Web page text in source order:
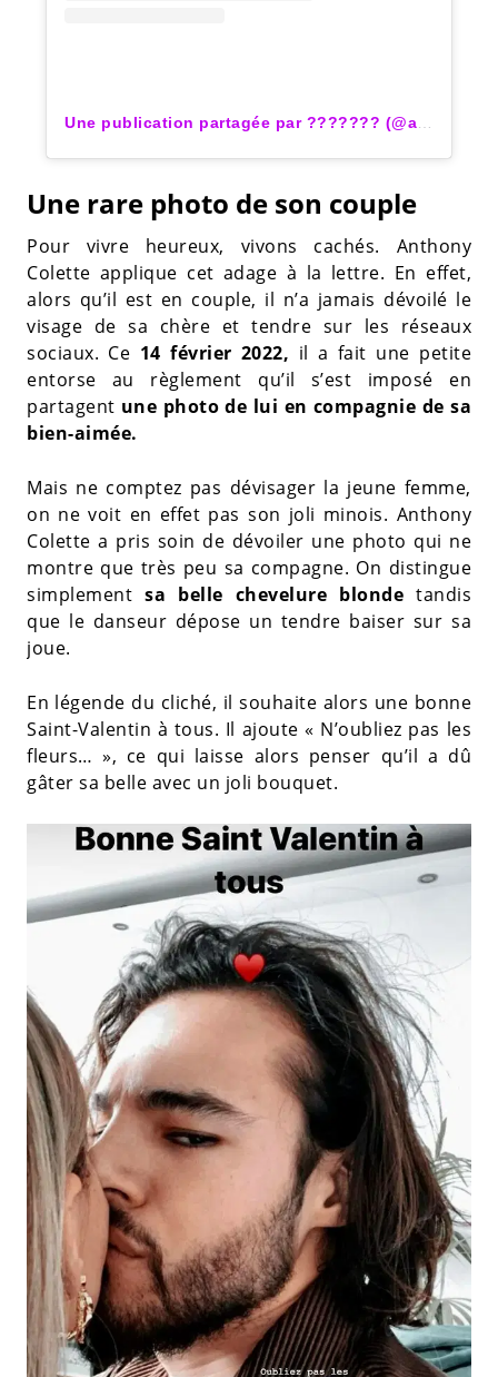
Une rare photo de son couple
Pour vivre heureux, vivons cachés. Anthony
Colette applique cet adage à la lettre. En effet,
alors qu’il est en couple, il n’a jamais dévoilé le
visage de sa chère et tendre sur les réseaux
sociaux. Ce 14 février 2022, il a fait une petite
entorse au règlement qu’il s’est imposé en
partagent une photo de lui en compagnie de sa
bien-aimée.
Mais ne comptez pas dévisager la jeune femme,
on ne voit en effet pas son joli minois. Anthony
Colette a pris soin de dévoiler une photo qui ne
montre que très peu sa compagne. On distingue
simplement sa belle chevelure blonde tandis
que le danseur dépose un tendre baiser sur sa
joue.
En légende du cliché, il souhaite alors une bonne
Saint-Valentin à tous. Il ajoute « N’oubliez pas les
fleurs… », ce qui laisse alors penser qu’il a dû
gâter sa belle avec un joli bouquet.